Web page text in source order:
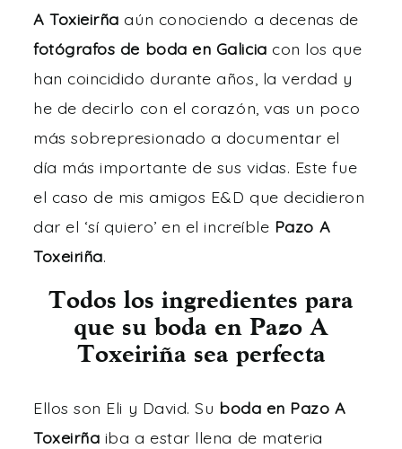
A Toxieirña aún conociendo a decenas de
fotógrafos de boda en Galicia con los que
han coincidido durante años, la verdad y
he de decirlo con el corazón, vas un poco
más sobrepresionado a documentar el
día más importante de sus vidas. Este fue
el caso de mis amigos E&D que decidieron
dar el ‘sí quiero’ en el increíble Pazo A
Toxeiriña.
Todos los ingredientes para
que su boda en Pazo A
Toxeiriña sea perfecta
Ellos son Eli y David. Su boda en Pazo A
Toxeirña iba a estar llena de materia